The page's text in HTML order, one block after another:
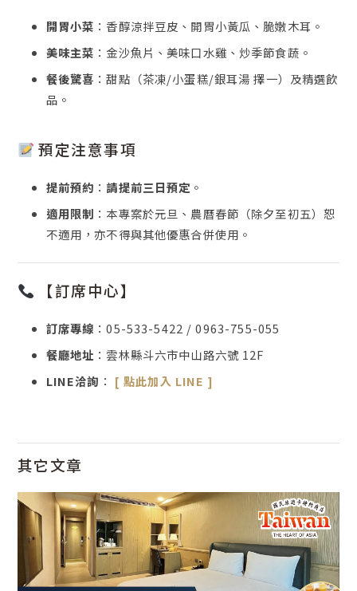
開胃小菜 ：香醇涼拌豆皮、開胃小黃瓜、脆嫩木耳。
美味主菜 ：金沙魚片、美味口水雞、炒季節食蔬。
餐後驚喜 ：甜點（茶凍/小蛋糕/銀耳湯 擇一）及精選飲
品。
預定注意事項
提前預約 ： 請提前三日預定 。
適用限制 ：本專案於元旦、農曆春節（除夕至初五）恕
不適用，亦不得與其他優惠合併使用。
【訂席中心】
訂席專線 ：05-533-5422 / 0963-755-055
餐廳地址 ：雲林縣斗六市中山路六號 12F
LINE洽詢 ： [ 點此加入 LINE ]
其它文章